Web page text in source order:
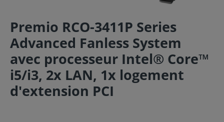
Premio RCO-3411P Series
Advanced Fanless System
avec processeur Intel® Core™
i5/i3, 2x LAN, 1x logement
d'extension PCI